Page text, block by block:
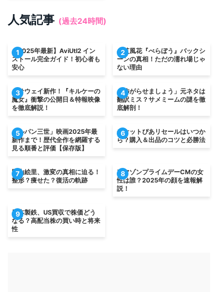
人気記事 (過去24時間)
1
【2025年最新】AviUtl2 イン
ストール完全ガイド！初心者も
安心
2
小芝風花『べらぼう』バックシ
ーンの真相！ただの濡れ場じゃ
ない理由
3
ハサウェイ新作！『キルケーの
魔女』衝撃の公開日＆特報映像
を徹底解説！
4
「怖がらせましょう」元ネタは
翻訳ミス？サメミームの謎を徹
底解剖！
5
「ルパン三世」映画2025年最
新作まで！歴代全作を網羅する
見る順番と評価【保存版】
6
チケットぴあリセールはいつか
ら？購入＆出品のコツと必勝法
7
岡山絵里、激変の真相に迫る！
整形？痩せた？復活の軌跡
8
アマゾンプライムデーCMの女
性は誰？2025年の顔を速報解
説！
9
日本製鉄、US買収で株価どう
なる？高配当株の買い時と将来
性